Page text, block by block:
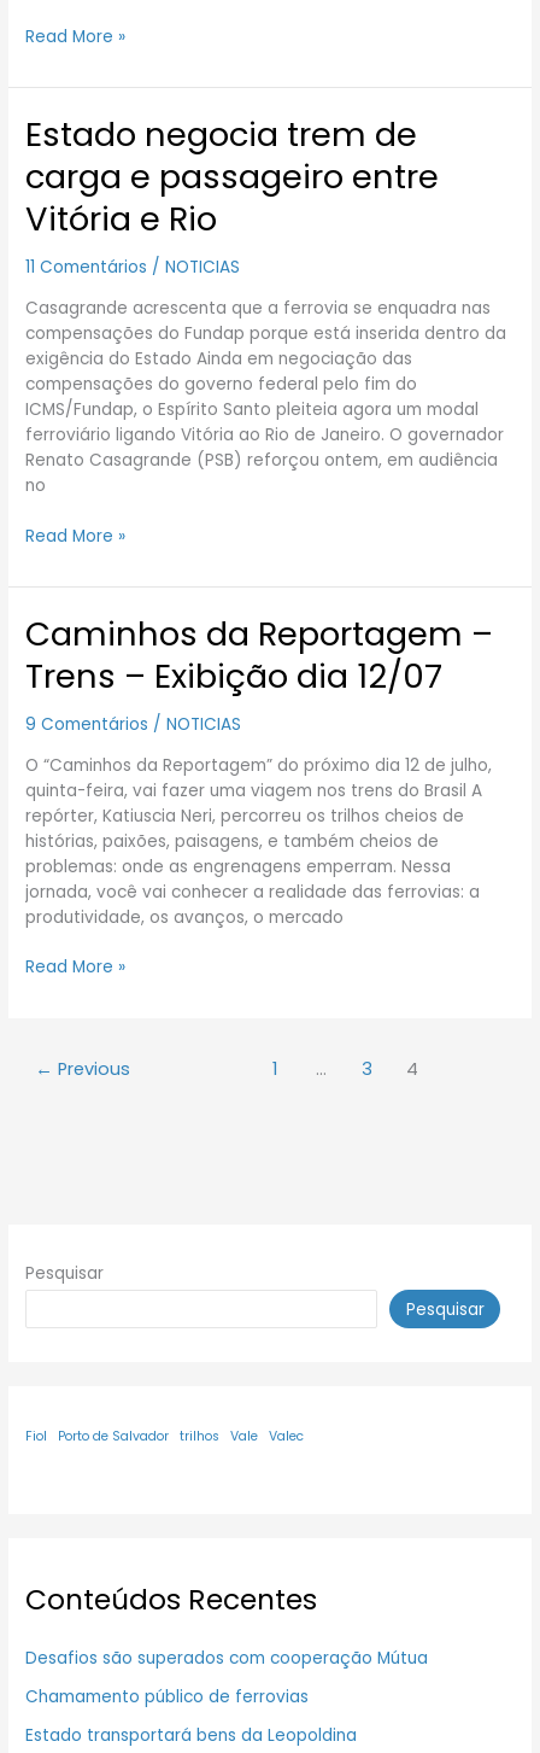
Read More »
Estado negocia trem de
carga e passageiro entre
Vitória e Rio
11 Comentários /NOTICIAS
Casagrande acrescenta que a ferrovia se enquadra nas
compensações do Fundap porque está inserida dentro da
exigência do Estado Ainda em negociação das
compensações do governo federal pelo fim do
ICMS/Fundap, o Espírito Santo pleiteia agora um modal
ferroviário ligando Vitória ao Rio de Janeiro. O governador
Renato Casagrande (PSB) reforçou ontem, em audiência
no
Estado
negocia
trem
carga
passageiro
entre
Vitória
e
Rio
Read More »
Caminhos da Reportagem –
Trens – Exibição dia 12/07
9 Comentários /NOTICIAS
O “Caminhos da Reportagem” do próximo dia 12 de julho,
quinta-feira, vai fazer uma viagem nos trens do Brasil A
repórter, Katiuscia Neri, percorreu os trilhos cheios de
histórias, paixões, paisagens, e também cheios de
problemas: onde as engrenagens emperram. Nessa
jornada, você vai conhecer a realidade das ferrovias: a
produtividade, os avanços, o mercado
Caminhos
da
Reportagem
Trens
Exibição
dia
12/07
Read More »
← Previous 1 … 3 4
Pesquisar
Pesquisar
Fiol Porto de Salvador trilhos Vale Valec
Conteúdos Recentes
Desafios são superados com cooperação Mútua
Chamamento público de ferrovias
Estado transportará bens da Leopoldina